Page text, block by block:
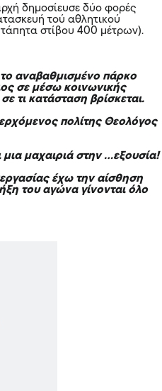
δημοσίευσε δύο φορές
τού αθλητικού
στίβου 400 μέτρων).
αναβαθμισμένο πάρκο
σε μέσω κοινωνικής
τι κατάσταση βρίσκεται.
πολίτης Θεολόγος
μαχαιριά στην …εξουσία!
έχω την αίσθηση
του αγώνα γίνονται όλο